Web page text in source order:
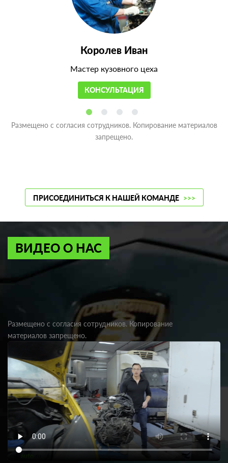
Королев Иван
Мастер кузовного цеха
КОНСУЛЬТАЦИЯ
Размещено с согласия сотрудников. Копирование материалов
запрещено.
ПРИСОЕДИНИТЬСЯ К НАШЕЙ КОМАНДЕ >>>
ВИДЕО О НАС
Размещено с согласия сотрудников. Копирование
материалов запрещено.